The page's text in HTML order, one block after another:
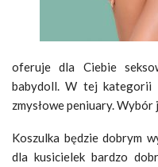
oferuje dla Ciebie
babydoll. W tej kategorii
zmysłowe peniuary.
Koszulka będzie dobrym
dla kusicielek bardzo